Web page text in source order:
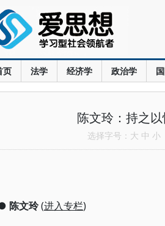
页 法学 经济学 政治学
陈文玲：持之
选择字号： 大 中 小
陈文玲(进入专栏)